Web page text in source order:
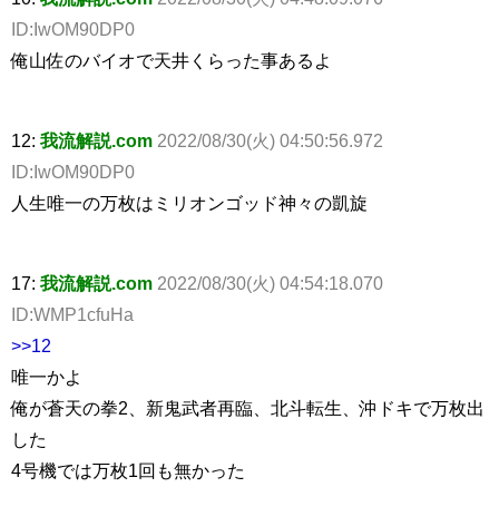
ID:IwOM90DP0
俺山佐のバイオで天井くらった事あるよ
12: 我流解説.com 2022/08/30(火) 04:50:56.972
ID:IwOM90DP0
人生唯一の万枚はミリオンゴッド神々の凱旋
17: 我流解説.com 2022/08/30(火) 04:54:18.070
ID:WMP1cfuHa
>>12
唯一かよ
俺が蒼天の拳2、新鬼武者再臨、北斗転生、沖ドキで万枚出
した
4号機では万枚1回も無かった